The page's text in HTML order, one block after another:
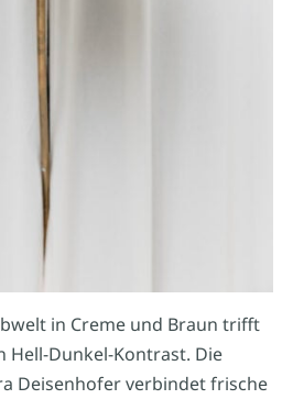
in Creme und Braun trifft
Hell-Dunkel-Kontrast. Die
Deisenhofer verbindet frische